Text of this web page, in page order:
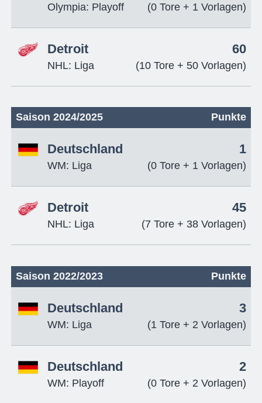
Olympia: Playoff (0 Tore + 1 Vorlagen)
Detroit
NHL: Liga
60
(10 Tore + 50 Vorlagen)
Saison 2024/2025 Punkte
Deutschland
WM: Liga
1
(0 Tore + 1 Vorlagen)
Detroit
NHL: Liga
45
(7 Tore + 38 Vorlagen)
Saison 2022/2023 Punkte
Deutschland
WM: Liga
3
(1 Tore + 2 Vorlagen)
Deutschland
WM: Playoff
2
(0 Tore + 2 Vorlagen)